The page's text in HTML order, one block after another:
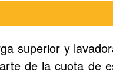
superior y
de la cuota de